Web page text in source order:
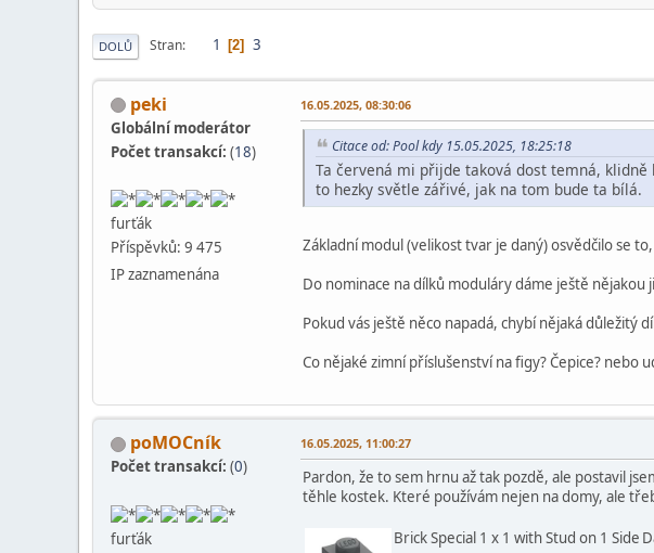
DOLŮ Stran 1 2 3
peki
Globální moderátor
Počet transakcí: (18)
furťák
Příspěvků: 9 475
IP zaznamenána
16.05.2025, 08:30:06
Citace od: Pool kdy 15.05.2025, 18:25:18
Ta červená mi přijde taková dost temná, klidně
to hezky světle zářivé, jak na tom bude ta bílá.
Základní modul (velikost tvar je daný) osvědčilo se
Do nominace na dílků moduláry dáme ještě nějakou
Pokud vás ještě něco napadá, chybí nějaká důležitý
Co nějaké zimní příslušenství na figy? Čepice? nebo
poMOCník
Počet transakcí: (0)
furťák
16.05.2025, 11:00:27
Pardon, že to sem hrnu až tak pozdě, ale postavil
těhle kostek. Které používám nejen na domy, ale
Brick Special 1 x 1 with Stud on 1 Side